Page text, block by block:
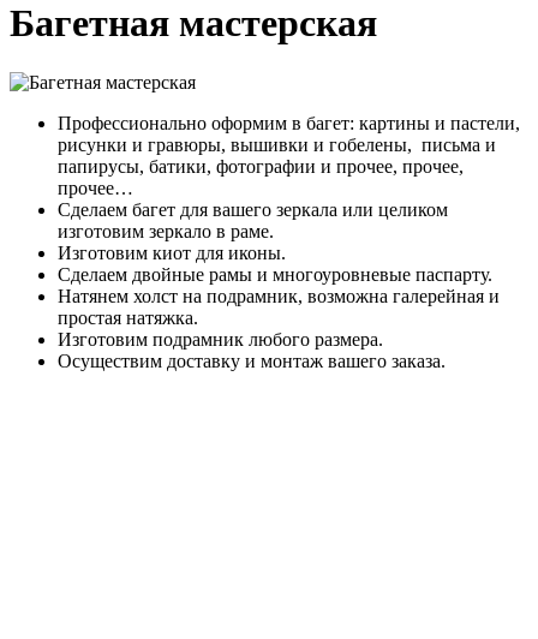
Багетная мастерская
Профессионально оформим в багет: картины и пастели,
рисунки и гравюры, вышивки и гобелены, письма и
папирусы, батики, фотографии и прочее, прочее,
прочее…
Сделаем багет для вашего зеркала или целиком
изготовим зеркало в раме.
Изготовим киот для иконы.
Сделаем двойные рамы и многоуровневые паспарту.
Натянем холст на подрамник, возможна галерейная и
простая натяжка.
Изготовим подрамник любого размера.
Осуществим доставку и монтаж вашего заказа.